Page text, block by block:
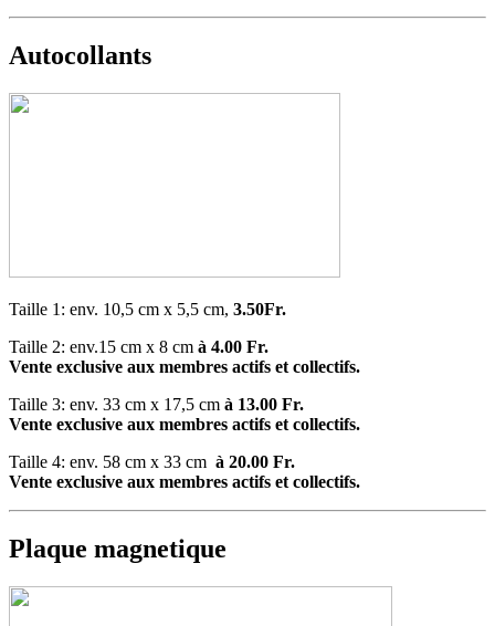
Autocollants
Taille 1: env. 10,5 cm x 5,5 cm, 3.50Fr.
Taille 2: env.15 cm x 8 cm à 4.00 Fr.
Vente exclusive aux membres actifs et collectifs.
Taille 3: env. 33 cm x 17,5 cm à 13.00 Fr.
Vente exclusive aux membres actifs et collectifs.
Taille 4: env. 58 cm x 33 cm à 20.00 Fr.
Vente exclusive aux membres actifs et collectifs.
Plaque magnetique